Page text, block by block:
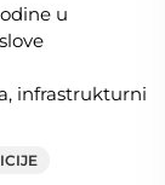
u
infrastrukturni